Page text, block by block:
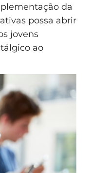
da
possa abrir
jovens
ao